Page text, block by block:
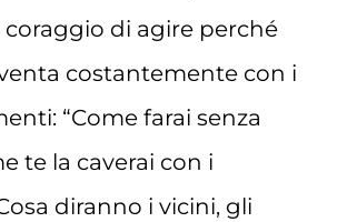
coraggio di agire perché
costantemente con i
“Come farai senza
te la caverai con i
diranno i vicini, gli